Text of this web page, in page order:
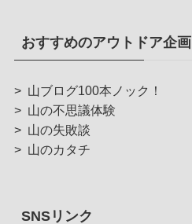
おすすめのアウトドア企画
> 山ブログ100本ノック！
> 山の不思議体験
> 山の失敗談
> 山のカタチ
SNSリンク